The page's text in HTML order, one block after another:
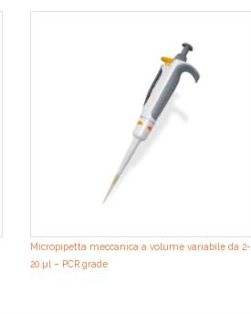
Micropipetta meccanica a volume variabile da 2-
20 µl – PCR grade